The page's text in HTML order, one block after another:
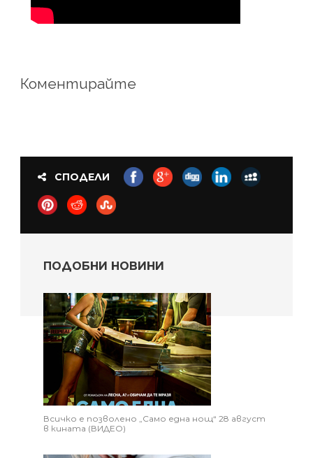
Коментирайте
СПОДЕЛИ
ПОДОБНИ НОВИНИ
Всичко е позволено „Само една нощ“ 28 август
в кината (ВИДЕО)